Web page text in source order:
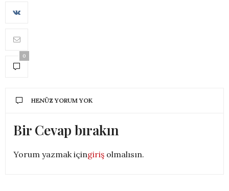
0
HENÜZ YORUM YOK
Bir Cevap bırakın
Yorum yazmak içingiriş olmalısın.